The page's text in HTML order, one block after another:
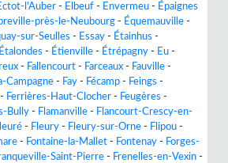
l'Auber - Elbeuf - Envermeu - Épaignes
près-le-Neubourg - Équemauville -
sur-Seulles - Essay - Étainhus -
Étalondes - Étienville - Étrépagny - Eu -
- Fallencourt - Farceaux - Fauville -
Campagne - Fay - Fécamp - Feings -
- Ferrières-Haut-Clocher - Feugères -
Bully - Flamanville - Flancourt-Crescy-en-
- Fleury - Fleury-sur-Orne - Flipou -
- Fontaine-la-Mallet - Fontenay - Forges-
Saint-Pierre - Frenelles-en-Vexin -